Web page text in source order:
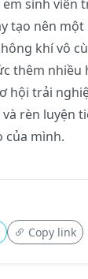
sinh viên
tạo nên một
khí vô
thêm nhiều
hội trải
rèn luyện
của mình.
Copy link